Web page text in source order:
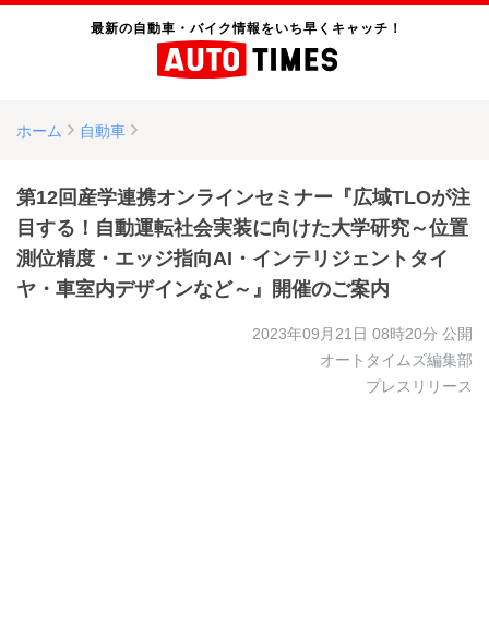
最新の自動車・バイク情報をいち早くキャッチ！
ホーム 自動車
第12回産学連携オンラインセミナー『広域TLOが注
目する！自動運転社会実装に向けた大学研究～位置
測位精度・エッジ指向AI・インテリジェントタイ
ヤ・車室内デザインなど～』開催のご案内
2023年09月21日 08時20分 公開
オートタイムズ編集部
プレスリリース